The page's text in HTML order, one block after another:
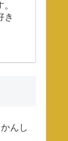
き
んし